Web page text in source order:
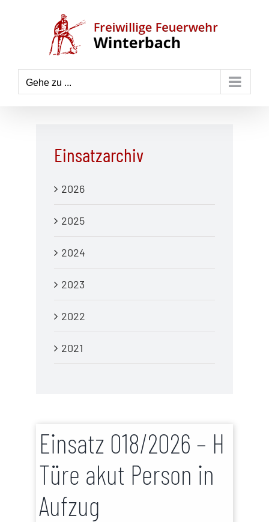
Gehe zu ...
Einsatz 018/2026 – H
Türe akut Person in
Aufzug
Einsatzarchiv
2026
2025
2024
2023
2022
2021